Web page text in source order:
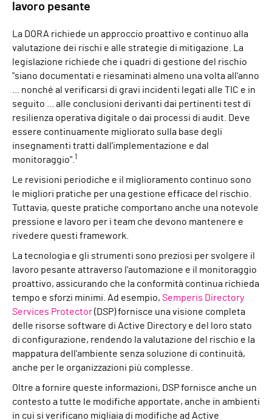
lavoro pesante
La DORA richiede un approccio proattivo e continuo alla
valutazione dei rischi e alle strategie di mitigazione. La
legislazione richiede che i quadri di gestione del rischio
"siano documentati e riesaminati almeno una volta all'anno
... nonché al verificarsi di gravi incidenti legati alle TIC e in
seguito ... alle conclusioni derivanti dai pertinenti test di
resilienza operativa digitale o dai processi di audit. Deve
essere continuamente migliorato sulla base degli
insegnamenti tratti dall'implementazione e dal
monitoraggio". 1
Le revisioni periodiche e il miglioramento continuo sono
le migliori pratiche per una gestione efficace del rischio.
Tuttavia, queste pratiche comportano anche una notevole
pressione e lavoro per i team che devono mantenere e
rivedere questi framework.
La tecnologia e gli strumenti sono preziosi per svolgere il
lavoro pesante attraverso l'automazione e il monitoraggio
proattivo, assicurando che la conformità continua richieda
tempo e sforzi minimi. Ad esempio, Semperis Directory
Services Protector(DSP) fornisce una visione completa
delle risorse software di Active Directory e del loro stato
di configurazione, rendendo la valutazione del rischio e la
mappatura dell'ambiente senza soluzione di continuità,
anche per le organizzazioni più complesse.
Oltre a fornire queste informazioni, DSP fornisce anche un
contesto a tutte le modifiche apportate, anche in ambienti
in cui si verificano migliaia di modifiche ad Active